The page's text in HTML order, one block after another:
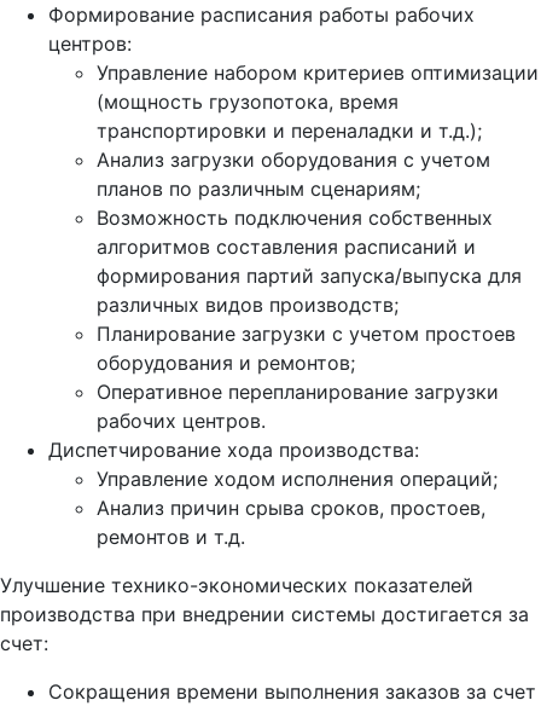
Формирование расписания работы рабочих
центров:
Управление набором критериев оптимизации
(мощность грузопотока, время
транспортировки и переналадки и т.д.);
Анализ загрузки оборудования с учетом
планов по различным сценариям;
Возможность подключения собственных
алгоритмов составления расписаний и
формирования партий запуска/выпуска для
различных видов производств;
Планирование загрузки с учетом простоев
оборудования и ремонтов;
Оперативное перепланирование загрузки
рабочих центров.
Диспетчирование хода производства:
Управление ходом исполнения операций;
Анализ причин срыва сроков, простоев,
ремонтов и т.д.
Улучшение технико-экономических показателей
производства при внедрении системы достигается за
счет:
Сокращения времени выполнения заказов за счет